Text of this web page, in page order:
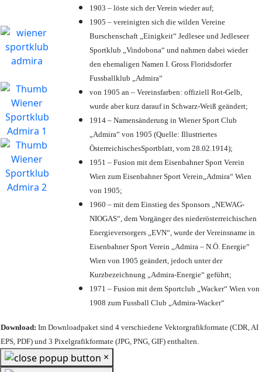
1903 – löste sich der Verein wieder auf;
1905 – vereinigten sich die wilden Vereine
Burschenschaft „Einigkeit“ Jedlesee und Jedleseer
Sportklub „Vindobona“ und nahmen dabei wieder
den ehemaligen Namen I. Gross Floridsdorfer
Fussballklub „Admira“
von 1905 an – Vereinsfarben: offiziell Rot-Gelb,
wurde aber kurz darauf in Schwarz-Weiß geändert;
1914 – Namensänderung in Wiener Sport Club
„Admira“ von 1905 (Quelle: Illustriertes
ÖsterreichischesSportblatt, vom 28.02.1914);
1951 – Fusion mit dem Eisenbahner Sport Verein
Wien zum Eisenbahner Sport Verein„Admira“ Wien
von 1905;
1960 – mit dem Einstieg des Sponsors „NEWAG-
NIOGAS“, dem Vorgänger des niederösterreichischen
Energieversorgers „EVN“, wurde der Vereinsname in
Eisenbahner Sport Verein „Admira – N.Ö. Energie“
Wien von 1905 geändert, jedoch unter der
Kurzbezeichnung „Admira-Energie“ geführt;
1971 – Fusion mit dem Sportclub „Wacker“ Wien von
1908 zum Fussball Club „Admira-Wacker“
Download: Im Downloadpaket sind 4 verschiedene Vektorgrafikformate (CDR, AI
EPS, PDF) und 3 Pixelgrafikformate (JPG, PNG, GIF) enthalten.
×